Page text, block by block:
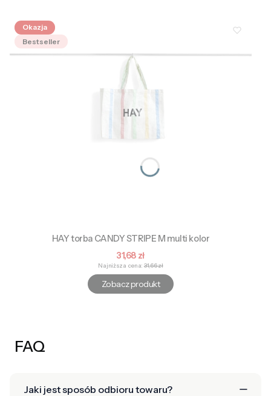
Okazja
Bestseller
HAY torba CANDY STRIPE M multi kolor
Cena promocyjna
31,68 zł
Najniższa cena: 31,66 zł
Zobacz produkt
FAQ
Jaki jest sposób odbioru towaru?